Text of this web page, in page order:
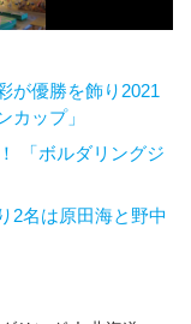
が優勝を飾り2021
カップ」
「ボルダリングジ
2名は原田海と野中